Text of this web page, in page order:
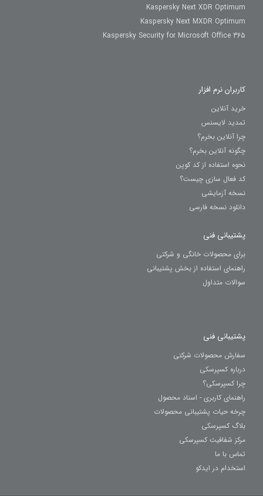
Kaspersky Next XDR Optimum
Kaspersky Next MXDR Optimum
Kaspersky Security for Microsoft Office 365
کاربران نرم افزار
خرید آنلاین
تمدید لایسنس
چرا آنلاین بخرم؟
چگونه آنلاین بخرم؟
نحوه استفاده از کد کوپن
کد فعال سازی چیست؟
نسخه آزمایشی
دانلود نسخه فارسی
پشتیبانی فنی
برای محصولات خانگی و شرکتی
راهنمای استفاده از بخش پشتیبانی
سوالات متداول
پشتیبانی فنی
سفارش محصولات شرکتی
درباره کسپرسکی
چرا کسپرسکی؟
راهنمای کاربری - اسناد محصول
چرخه حیات پشتیبانی محصولات
بلاگ کسپرسکی
مرکز شفافیت کسپرسکی
تماس با ما
استخدام در ایدکو